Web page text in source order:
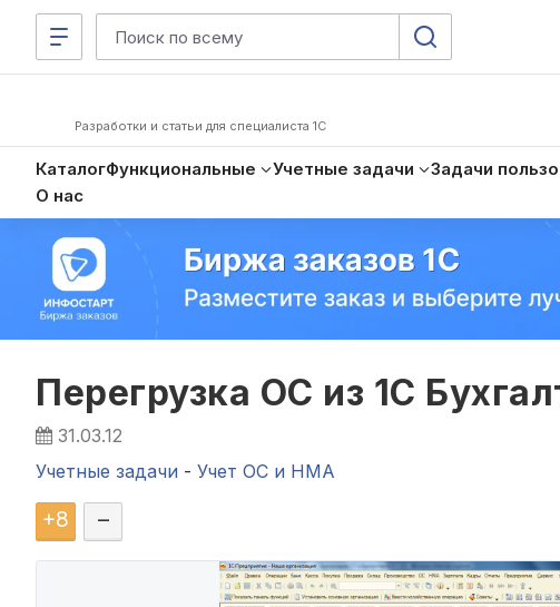
Разработки и статьи для специалиста 1С
КаталогФункциональные Учетные задачи Задачи
О нас
Перегрузка ОС из 1С
31.03.12
Учетные задачи - Учет ОС и НМА
+8 –